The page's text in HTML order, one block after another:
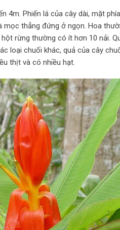
4m. Phiến lá của cây dài, mặt
thẳng đứng ở ngọn. Hoa
rừng thường có ít hơn 10 nải.
loại chuối khác, quả của cây
thịt và có nhiều hạt.